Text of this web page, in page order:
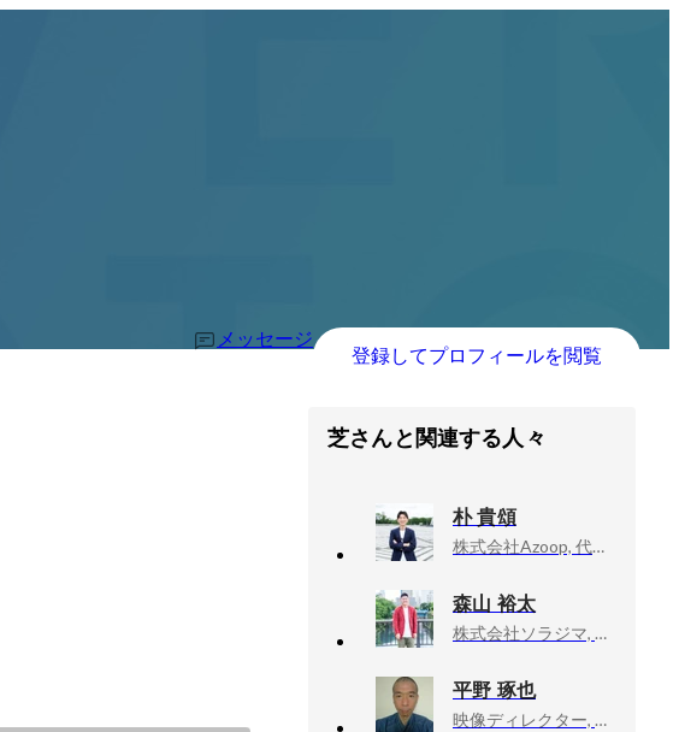
メッセージ
登録してプロフィールを閲覧
芝さんと関連する人々
朴 貴頌
株式会社Azoop, 代表取締役社長
森山 裕太
株式会社ソラジマ, 編集者採用部
平野 琢也
映像ディレクター, 情報バラエティ